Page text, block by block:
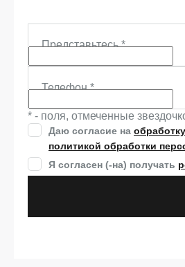
Представьтесь*
Телефон*
* - поля, отмеченные
Даю согласие на
политикой обработки
Я согласен (-на) получать